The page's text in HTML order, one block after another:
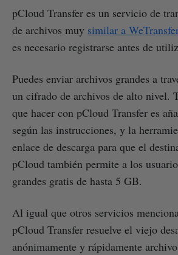
pCloud Transfer es un servicio de
de archivos muy similar a WeTransfer
es necesario registrarse antes de
Puedes enviar archivos grandes a
un cifrado de archivos de alto nivel.
que hacer con pCloud Transfer es
según las instrucciones, y la
enlace de descarga para que el
pCloud también permite a los
grandes gratis de hasta 5 GB.
Al igual que otros servicios
pCloud Transfer resuelve el viejo
anónimamente y rápidamente